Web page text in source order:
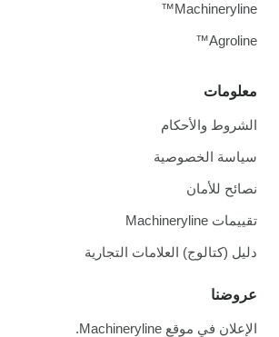
معلومات
الشروط والأحكام
سياسة الخصوصية
نصائح للأمان
تقييمات Machineryline
دليل (كتالوج) العلامات التجارية
عروضنا
الإعلان في موقع Machineryline.
Machineryline™
Agroline™